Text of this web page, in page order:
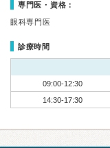
専門医・資格：
眼科専門医
診療時間
09:00-12:30
14:30-17:30